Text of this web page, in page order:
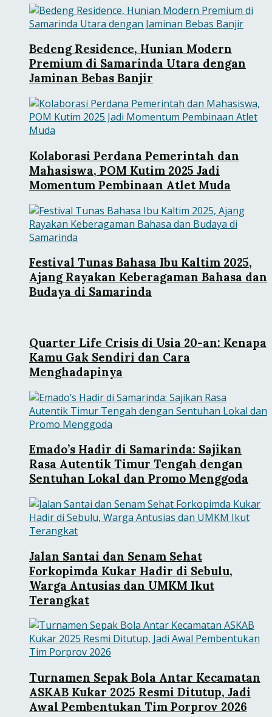
Bedeng Residence, Hunian Modern
Premium di Samarinda Utara dengan
Jaminan Bebas Banjir
Kolaborasi Perdana Pemerintah dan
Mahasiswa, POM Kutim 2025 Jadi
Momentum Pembinaan Atlet Muda
Festival Tunas Bahasa Ibu Kaltim 2025,
Ajang Rayakan Keberagaman Bahasa dan
Budaya di Samarinda
Quarter Life Crisis di Usia 20-an: Kenapa
Kamu Gak Sendiri dan Cara
Menghadapinya
Emado’s Hadir di Samarinda: Sajikan
Rasa Autentik Timur Tengah dengan
Sentuhan Lokal dan Promo Menggoda
Jalan Santai dan Senam Sehat
Forkopimda Kukar Hadir di Sebulu,
Warga Antusias dan UMKM Ikut
Terangkat
Turnamen Sepak Bola Antar Kecamatan
ASKAB Kukar 2025 Resmi Ditutup, Jadi
Awal Pembentukan Tim Porprov 2026